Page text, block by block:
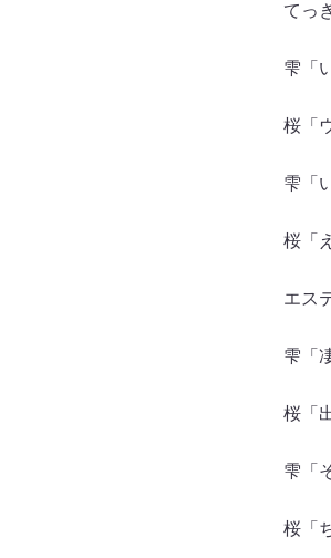
てっ
雫「
桜「
雫「
桜「
エス
雫「
桜「
雫「
桜「